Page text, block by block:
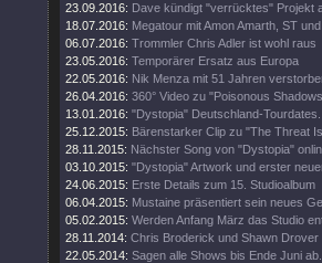
23.09.2016: Dave kündigt "verrücktes" Projekt
18.07.2016: Megatour mit Amon Amarth, ST
06.07.2016: Trommler Chris Adler ist wohl raus
23.05.2016: Temporärer Ersatz aus Europa
22.05.2016: Nik Menza mit 51 Jahren
26.04.2016: 360° Video zu "Poisonous
13.01.2016: "Dystopia" Deutschland-Tourdates.
25.12.2015: Bärenstarker Clip zu "The Threat
28.11.2015: Nächster Song von "Dystopia"
03.10.2015: "Dystopia" Artwork und erster
24.06.2015: Erste Details zum 15. Studioalbum
06.04.2015: Mustaine präsentiert sein neues
05.02.2015: Werden Anfang März das Studio
28.11.2014: Chris Broderick und Shawn
22.05.2014: Sagen alle Shows bis Ende Juni ab.